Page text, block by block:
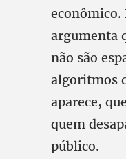
econômico.
argumenta
não são
algoritmos
aparece,
quem
público.